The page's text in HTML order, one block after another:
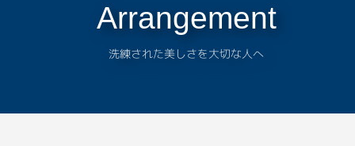
Arrangement
洗練された美しさを大切な人へ